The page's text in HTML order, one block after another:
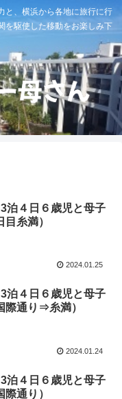
と、横浜から各地に旅行に行
を駆使した移動をお楽しみ下
3泊４日６歳児と母子
糸満）
2024.01.25
3泊４日６歳児と母子
際通り⇒糸満）
2024.01.24
3泊４日６歳児と母子
通り）